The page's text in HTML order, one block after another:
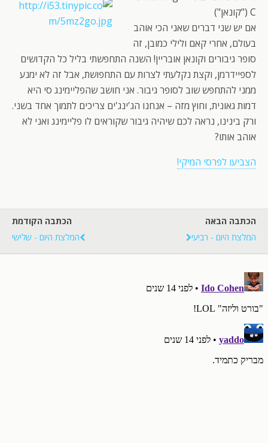
C ("קונאן")
אם יש שני דברים שאני הכי אוהב
בעולם, אחרי קאם ולילי כמובן, זה
סופר גיבורים וקונאן אובריין! השנה התחפשתי בליל כל הקדושים
לספיידרמן, וקצת נקלעתי לצרות עם התחפושת, אבל זה לא ימנע
ממני להתחפש שוב לסופר גיבור. אני חושב שהפליימינג סי היא
דמות גאונית, וחוץ מזה – אנחנו הג'ינג'ים צריכים לתמוך אחד בשני.
ורק בינינו, נראה לכם שיהיה גיבור שקוראים לו פליימינג ואני לא
אוהב אותו?
הצביעו לפרסי המיקי!
הכתבה הקודמת
המלצת היום - שלישי
הכתבה הבאה
המלצת היום - רביעי